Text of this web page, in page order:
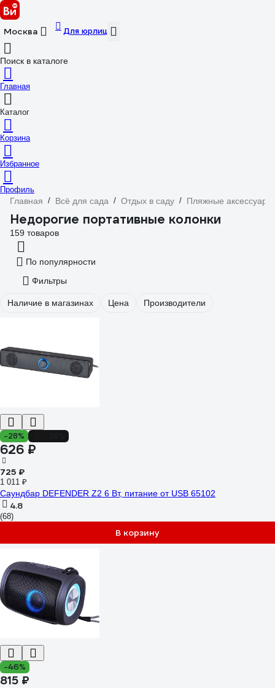
Москва Для юрлиц
Поиск в каталоге
Главная
Каталог
Корзина
Избранное
Профиль
Главная / Всё для сада / Отдых в саду / Пляжные аксессуары
Недорогие портативные колонки
159 товаров
По популярности
Фильтры
Наличие в магазинах Цена Производители
-28%
626 ₽
725 ₽
1 011 ₽
Саундбар DEFENDER Z2 6 Вт, питание от USB 65102
4.8
(68)
В корзину
-46%
815 ₽